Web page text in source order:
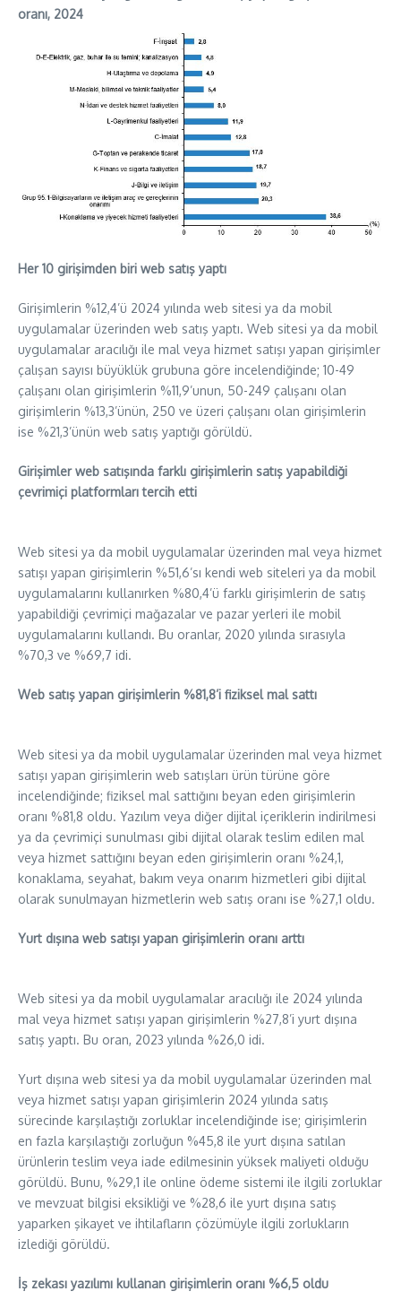
oranı, 2024
Her 10 girişimden biri web satış yaptı
Girişimlerin %12,4’ü 2024 yılında web sitesi ya da mobil
uygulamalar üzerinden web satış yaptı. Web sitesi ya da mobil
uygulamalar aracılığı ile mal veya hizmet satışı yapan girişimler
çalışan sayısı büyüklük grubuna göre incelendiğinde; 10-49
çalışanı olan girişimlerin %11,9’unun, 50-249 çalışanı olan
girişimlerin %13,3’ünün, 250 ve üzeri çalışanı olan girişimlerin
ise %21,3’ünün web satış yaptığı görüldü.
Girişimler web satışında farklı girişimlerin satış yapabildiği
çevrimiçi platformları tercih etti
Web sitesi ya da mobil uygulamalar üzerinden mal veya hizmet
satışı yapan girişimlerin %51,6’sı kendi web siteleri ya da mobil
uygulamalarını kullanırken %80,4’ü farklı girişimlerin de satış
yapabildiği çevrimiçi mağazalar ve pazar yerleri ile mobil
uygulamalarını kullandı. Bu oranlar, 2020 yılında sırasıyla
%70,3 ve %69,7 idi.
Web satış yapan girişimlerin %81,8’i fiziksel mal sattı
Web sitesi ya da mobil uygulamalar üzerinden mal veya hizmet
satışı yapan girişimlerin web satışları ürün türüne göre
incelendiğinde; fiziksel mal sattığını beyan eden girişimlerin
oranı %81,8 oldu. Yazılım veya diğer dijital içeriklerin indirilmesi
ya da çevrimiçi sunulması gibi dijital olarak teslim edilen mal
veya hizmet sattığını beyan eden girişimlerin oranı %24,1,
konaklama, seyahat, bakım veya onarım hizmetleri gibi dijital
olarak sunulmayan hizmetlerin web satış oranı ise %27,1 oldu.
Yurt dışına web satışı yapan girişimlerin oranı arttı
Web sitesi ya da mobil uygulamalar aracılığı ile 2024 yılında
mal veya hizmet satışı yapan girişimlerin %27,8’i yurt dışına
satış yaptı. Bu oran, 2023 yılında %26,0 idi.
Yurt dışına web sitesi ya da mobil uygulamalar üzerinden mal
veya hizmet satışı yapan girişimlerin 2024 yılında satış
sürecinde karşılaştığı zorluklar incelendiğinde ise; girişimlerin
en fazla karşılaştığı zorluğun %45,8 ile yurt dışına satılan
ürünlerin teslim veya iade edilmesinin yüksek maliyeti olduğu
görüldü. Bunu, %29,1 ile online ödeme sistemi ile ilgili zorluklar
ve mevzuat bilgisi eksikliği ve %28,6 ile yurt dışına satış
yaparken şikayet ve ihtilafların çözümüyle ilgili zorlukların
izlediği görüldü.
İş zekası yazılımı kullanan girişimlerin oranı %6,5 oldu